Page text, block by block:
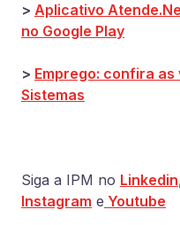
> Aplicativo
no Google Play
> Emprego: confira as
Sistemas
Siga a IPM no Linkedin
Instagram e Youtube